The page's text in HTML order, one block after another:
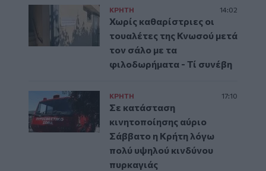
ΚΡΗΤΗ 14:02
Χωρίς καθαρίστριες οι
τουαλέτες της Κνωσού μετά
τον σάλο με τα
φιλοδωρήματα - Τί συνέβη
ΚΡΗΤΗ 17:10
Σε κατάσταση
κινητοποίησης αύριο
Σάββατο η Κρήτη λόγω
πολύ υψηλού κινδύνου
πυρκαγιάς